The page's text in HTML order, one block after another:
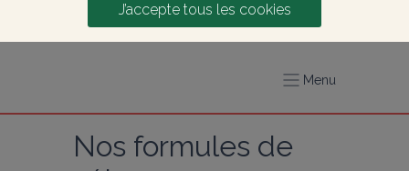
J’accepte tous les cookies
Menu
Nos formules de